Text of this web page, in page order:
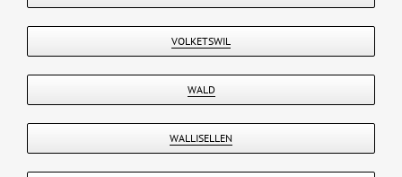
VOLKETSWIL
WALD
WALLISELLEN